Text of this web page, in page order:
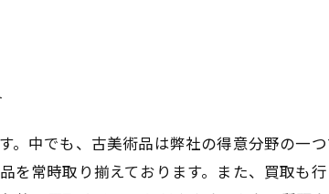
。中でも、古美術品は弊社の得意分野の一
を常時取り揃えております。また、買取も